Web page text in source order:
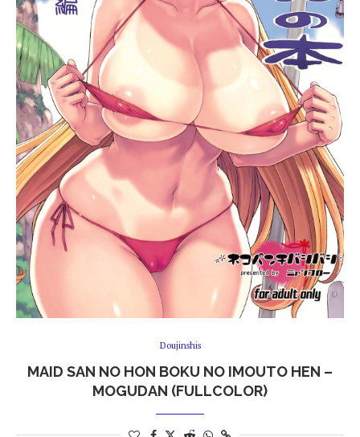
Doujinshis
MAID SAN NO HON BOKU NO IMOUTO HEN –
MOGUDAN (FULLCOLOR)